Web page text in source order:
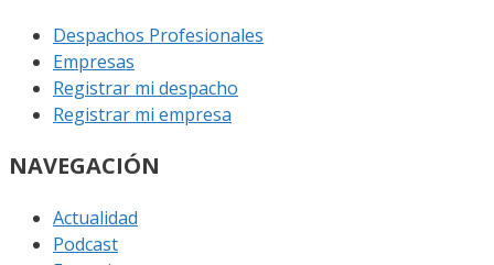
Despachos Profesionales
Empresas
Registrar mi despacho
Registrar mi empresa
NAVEGACIÓN
Actualidad
Podcast